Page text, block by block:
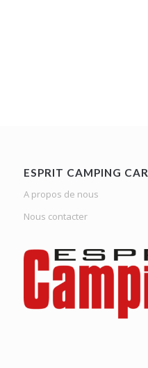
ESPRIT CAMPING CAR
A propos de nous
Nous contacter